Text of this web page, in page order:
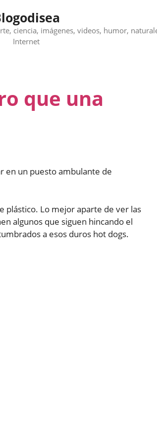
ciencia, imágenes, videos, humor,
Internet
que una
en un puesto ambulante de
plástico. Lo mejor aparte de ver las
algunos que siguen hincando el
a esos duros hot dogs.